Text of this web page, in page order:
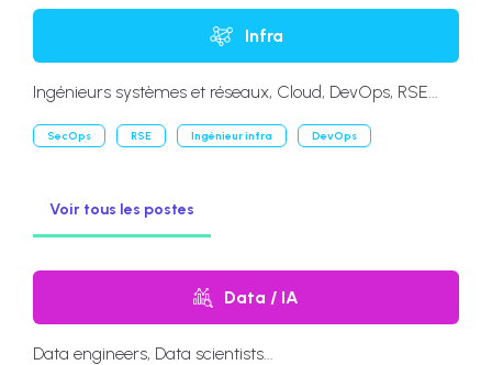
Infra
Ingénieurs systèmes et réseaux, Cloud, DevOps, RSE...
SecOps RSE Ingénieur infra DevOps
Voir tous les postes
Data / IA
Data engineers, Data scientists...